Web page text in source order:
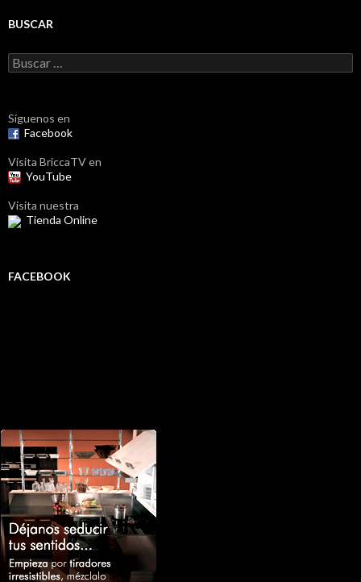
BUSCAR
Buscar:
Síguenos en
Facebook
Visita BriccaTV en
YouTube
Visita nuestra
Tienda Online
FACEBOOK